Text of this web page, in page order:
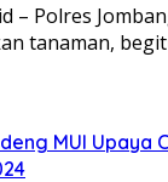
– Polres
tanaman,
MUI Upaya